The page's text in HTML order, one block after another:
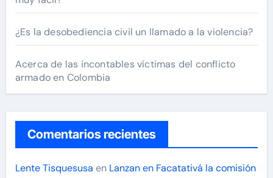
¿Es la desobediencia civil un llamado a la violencia?
Acerca de las incontables víctimas del conflicto
armado en Colombia
Comentarios recientes
Lente Tisquesusa en Lanzan en Facatativá la comisión